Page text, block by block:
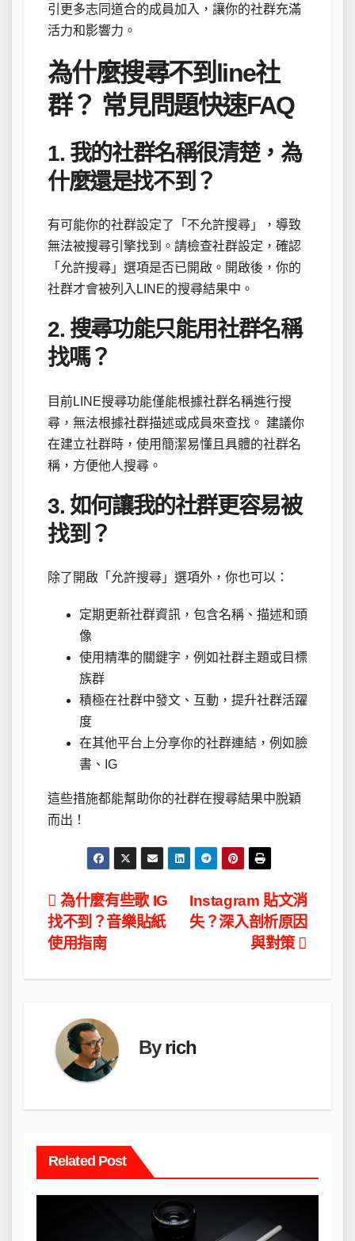
引更多志同道合的成員加入，讓你的社群充滿
活力和影響力。
為什麼搜尋不到line社
群？ 常見問題快速FAQ
1. 我的社群名稱很清楚，為
什麼還是找不到？
有可能你的社群設定了「不允許搜尋」，導致
無法被搜尋引擎找到。請檢查社群設定，確認
「允許搜尋」選項是否已開啟。開啟後，你的
社群才會被列入LINE的搜尋結果中。
2. 搜尋功能只能用社群名稱
找嗎？
目前LINE搜尋功能僅能根據社群名稱進行搜
尋，無法根據社群描述或成員來查找。 建議你
在建立社群時，使用簡潔易懂且具體的社群名
稱，方便他人搜尋。
3. 如何讓我的社群更容易被
找到？
除了開啟「允許搜尋」選項外，你也可以：
定期更新社群資訊，包含名稱、描述和頭
像
使用精準的關鍵字，例如社群主題或目標
族群
積極在社群中發文、互動，提升社群活躍
度
在其他平台上分享你的社群連結，例如臉
書、IG
這些措施都能幫助你的社群在搜尋結果中脫穎
而出！
文
章
導
Instagram 貼文消
失？深入剖析原因
與對策
為什麼有些歌 IG
找不到？音樂貼紙
使用指南
Byrich
Related Post